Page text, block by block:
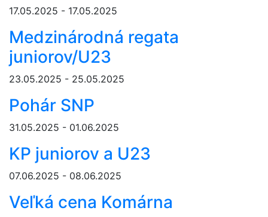
17.05.2025 - 17.05.2025
Medzinárodná regata
juniorov/U23
23.05.2025 - 25.05.2025
Pohár SNP
31.05.2025 - 01.06.2025
KP juniorov a U23
07.06.2025 - 08.06.2025
Veľká cena Komárna